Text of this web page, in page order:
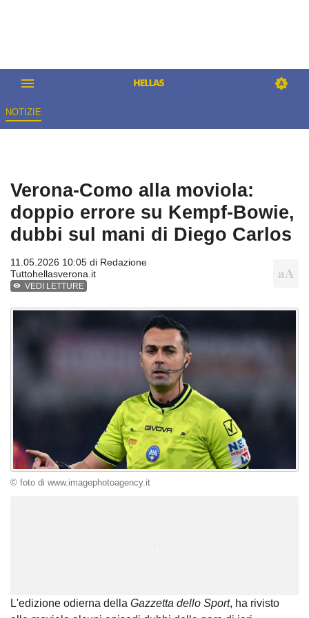
NOTIZIE
Verona-Como alla moviola:
doppio errore su Kempf-Bowie,
dubbi sul mani di Diego Carlos
11.05.2026 10:05 di Redazione
Tuttohellasverona.it
VEDI LETTURE
© foto di www.imagephotoagency.it
L'edizione odierna della Gazzetta dello Sport, ha rivisto